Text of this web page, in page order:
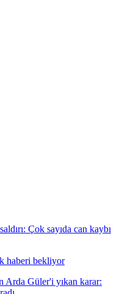
Çok sayıda can kaybı
haberi bekliyor
Güler'i yıkan karar: